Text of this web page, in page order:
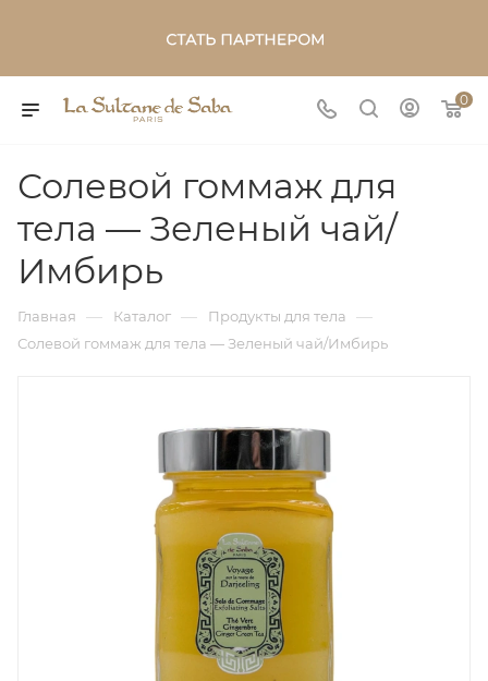
0
Солевой гоммаж для
тела — Зеленый чай/
Имбирь
Главная — Каталог — Продукты для тела —
Солевой гоммаж для тела — Зеленый чай/Имбирь